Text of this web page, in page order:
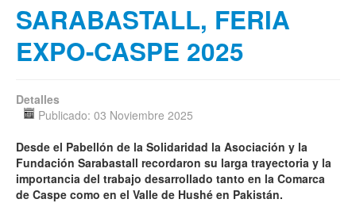
SARABASTALL, FERIA
EXPO-CASPE 2025
Detalles
Publicado: 03 Noviembre 2025
Desde el Pabellón de la Solidaridad la Asociación y la
Fundación Sarabastall recordaron su larga trayectoria y la
importancia del trabajo desarrollado tanto en la Comarca
de Caspe como en el Valle de Hushé en Pakistán.